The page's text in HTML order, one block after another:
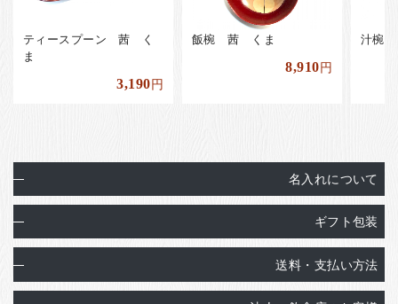
ティースプーン 茜 く
ま
3,190円
飯椀 茜 くま
8,910円
汁椀
名入れについて
ギフト包装
送料・支払い方法